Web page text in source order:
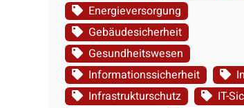
Energieversorgung
Gebäudesicherheit
Gesundheitswesen
Informationssicherheit
Infrastrukturschutz
IT-